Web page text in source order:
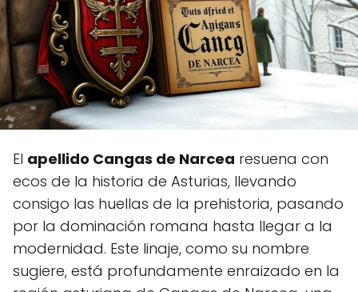
El apellido Cangas de Narcea resuena con
ecos de la historia de Asturias, llevando
consigo las huellas de la prehistoria, pasando
por la dominación romana hasta llegar a la
modernidad. Este linaje, como su nombre
sugiere, está profundamente enraizado en la